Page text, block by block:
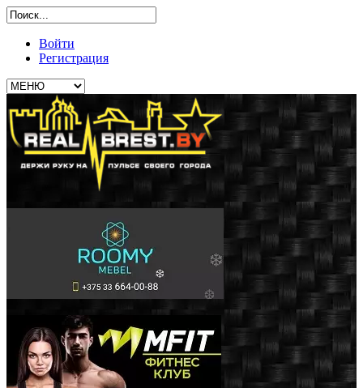
Войти
Регистрация